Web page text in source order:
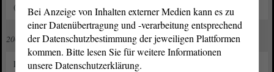
(Tätigkeit ruht)
2009
Lehramt an Förderschulen "Verhaltensgestörtenpädagogik"
Bei Anzeige von Inhalten externer Medien kann es zu
einer Datenübertragung und -verarbeitung entsprechend
der Datenschutzbestimmung der jeweiligen Plattformen
kommen. Bitte lesen Sie für weitere Informationen
unsere Datenschutzerklärung.